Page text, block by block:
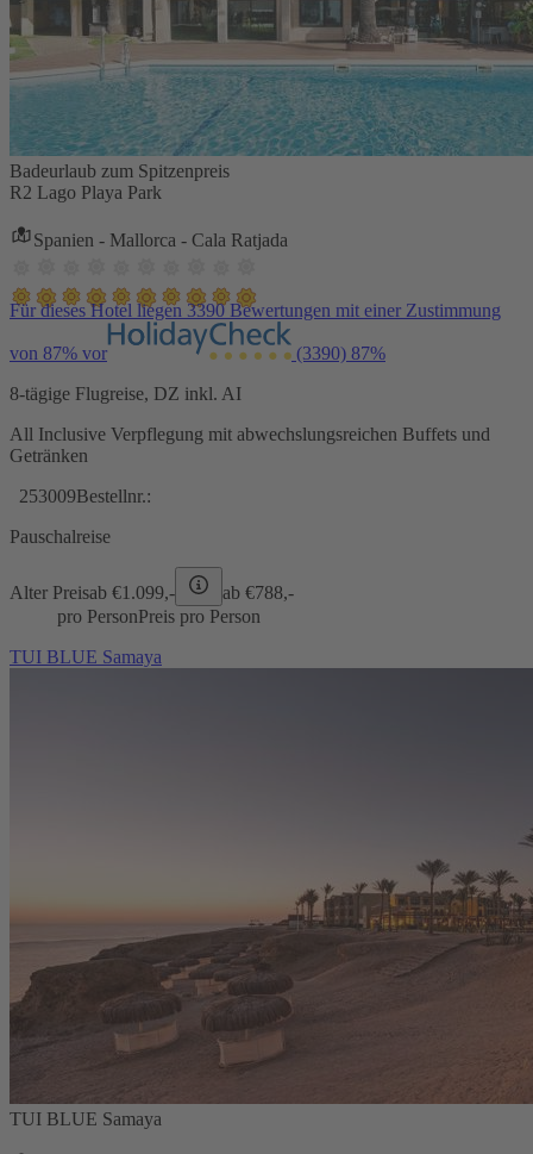
Badeurlaub zum Spitzenpreis
R2 Lago Playa Park
Spanien - Mallorca - Cala Ratjada
Für dieses Hotel liegen 3390 Bewertungen mit einer Zustimmung
von 87% vor (3390) 87%
8-tägige Flugreise, DZ inkl. AI
All Inclusive Verpflegung mit abwechslungsreichen Buffets und
Getränken
253009Bestellnr.:
Pauschalreise
Alter Preisab €1.099,- ab €788,-
pro PersonPreis pro Person
TUI BLUE Samaya
TUI BLUE Samaya